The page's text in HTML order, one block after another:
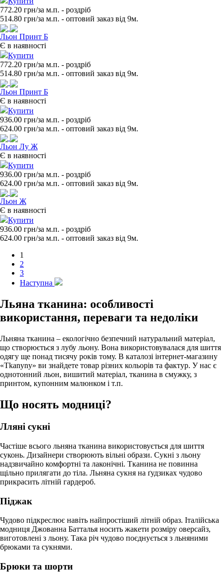
772.20 грн/за м.п. - роздрiб
514.80 грн/за м.п. - оптовий заказ вiд 9м.
Льон Принт Б
Є в наявності
Купити
772.20 грн/за м.п. - роздрiб
514.80 грн/за м.п. - оптовий заказ вiд 9м.
Льон Принт Б
Є в наявності
Купити
936.00 грн/за м.п. - роздрiб
624.00 грн/за м.п. - оптовий заказ вiд 9м.
Льон Лу Ж
Є в наявності
Купити
936.00 грн/за м.п. - роздрiб
624.00 грн/за м.п. - оптовий заказ вiд 9м.
Льон Ж
Є в наявності
Купити
936.00 грн/за м.п. - роздрiб
624.00 грн/за м.п. - оптовий заказ вiд 9м.
1
2
3
Наступна
Льяна тканина: особливості
використання, переваги та недоліки
Льняна тканина – екологічно безпечний натуральний матеріал,
що створюється з лубу льону. Вона використовувалася для шиття
одягу ще понад тисячу років тому. В каталозі інтернет-магазину
«Tkanyny» ви знайдете товар різних кольорів та фактур. У нас є
однотонний льон, вишитий матеріал, тканина в смужку, з
принтом, купонним малюнком і т.п.
Що носять модниці?
Лляні сукні
Частіше всього льняна тканина використовується для шиття
суконь. Дизайнери створюють вільні образи. Сукні з льону
надзвичайно комфортні та лаконічні. Тканина не повинна
щільно прилягати до тіла. Льняна сукня на ґудзиках чудово
прикрасить літній гардероб.
Піджак
Чудово підкреслює навіть найпростіший літній образ. Італійська
модниця Джованна Батталья носить жакети розміру оверсайз,
виготовлені з льону. Така річ чудово поєднується з льняними
брюками та сукнями.
Брюки та шорти